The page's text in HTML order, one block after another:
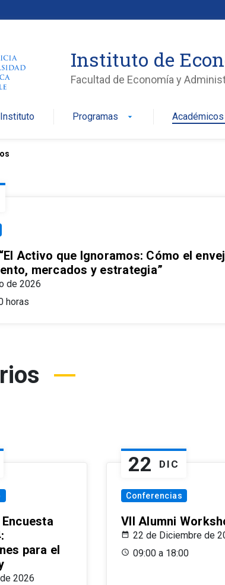
Instituto de
Facultad de Economía y
Instituto Programas arrow_drop_down
Activo que Ignoramos: Cómo el
mercados y estrategia”
de 2026
horas
para el
2026
22 DIC
Conferencias
VII Alumni
22 de Diciembre de
09:00 a 18:00